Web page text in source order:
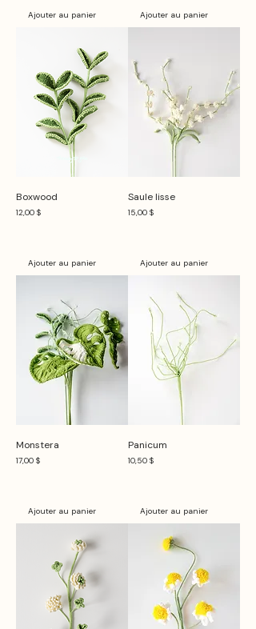
Ajouter au panier Ajouter au panier
Boxwood
Prix
12,00 $
Ajouter au panier
Saule lisse
Prix
15,00 $
Ajouter au panier
Monstera
Prix
17,00 $
Ajouter au panier
Panicum
Prix
10,50 $
Ajouter au panier